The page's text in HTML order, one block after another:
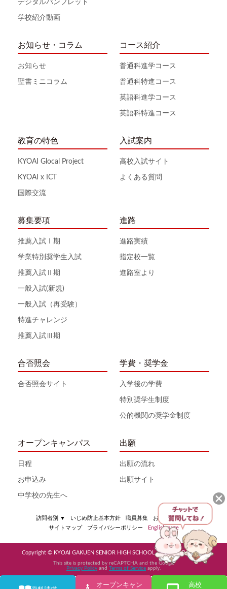
デジタルパンフレット
学校紹介動画
お知らせ・コラム
お知らせ
聖書ミニコラム
コース紹介
普通科進学コース
普通科特進コース
英語科進学コース
英語科特進コース
教育の特色
KYOAI Glocal Project
KYOAI x ICT
国際交流
入試案内
高校入試サイト
よくある質問
募集要項
推薦入試Ⅰ期
学業特別奨学生入試
推薦入試Ⅱ期
一般入試(新規)
一般入試（再受験）
特進チャレンジ
推薦入試Ⅲ期
進路
進路実績
指定校一覧
進路室より
合否照会
合否照会サイト
学費・奨学金
入学後の学費
特別奨学生制度
公的機関の奨学金制度
オープンキャンパス
日程
お申込み
中学校の先生へ
出願
出願の流れ
出願サイト
訪問者別 ▼ いじめ防止基本方針 職員募集
お問い合わせ
サイトマップ
プライバシーポリシー English page
Copyright © KYOAI GAKUEN SENIOR HIGH SCHOOL All Rights Reserved
This site is protected by reCAPTCHA and the Google
Privacy Policy and Terms of Service apply.
オープンキャン 高校